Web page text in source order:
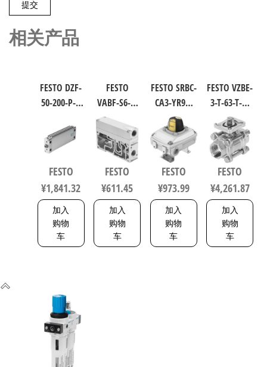
相关产品
FESTO DZF-
50-200-P-A
缸 行程
200mm 缸
164075
FESTO
¥1,841.32
加入
购物
车
FESTO
VABF-S6-1-
P1A7-G12
软启动阀
539231
FESTO
¥611.45
加入
购物
车
FESTO SRBC-
CA3-YR90-
MW-1-1WG-
C2-EX6 工业
自动化零
部件 规格1
8137093
FESTO
¥973.99
加入
购物
车
FESTO VZBE-
3-T-63-T-2-
F0710-
V15V16 不
锈钢球阀
行程63mm
符合ISO
5211 0710
FESTO
¥4,261.87
加入
购物
车